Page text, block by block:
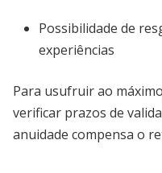
Possibilidade de
experiências
Para usufruir ao
verificar prazos de
anuidade compensa o